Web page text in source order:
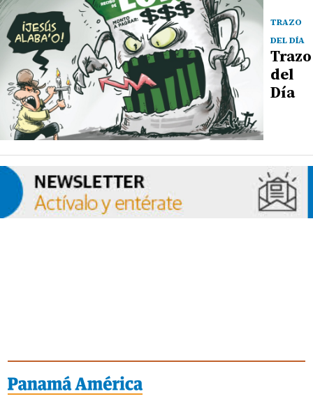
TRAZO
DEL DÍA
Trazo
del
Día